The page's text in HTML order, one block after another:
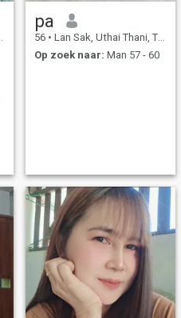
pa
56 • Lan Sak, Uthai Thani, Thailand
Op zoek naar: Man 57 - 60